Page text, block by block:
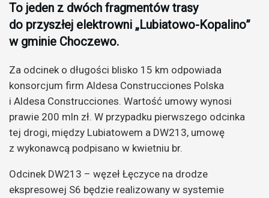
To jeden z dwóch fragmentów trasy
do przyszłej elektrowni „Lubiatowo-Kopalino”
w gminie Choczewo.
Za odcinek o długości blisko 15 km odpowiada
konsorcjum firm Aldesa Construcciones Polska
i Aldesa Construcciones. Wartość umowy wynosi
prawie 200 mln zł. W przypadku pierwszego odcinka
tej drogi, między Lubiatowem a DW213, umowę
z wykonawcą podpisano w kwietniu br.
Odcinek DW213 – węzeł Łęczyce na drodze
ekspresowej S6 będzie realizowany w systemie